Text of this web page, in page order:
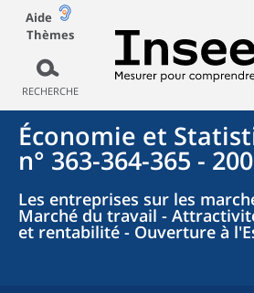
Aide
Thèmes
RECHERCHE
Économie et
n° 363-364-365 -
Les entreprises sur les
Marché du travail -
et rentabilité - Ouverture à